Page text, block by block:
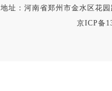
地址：河南省郑州市金水区花
京ICP备